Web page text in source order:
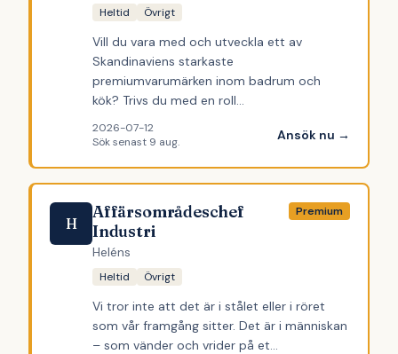
Heltid Övrigt
Vill du vara med och utveckla ett av
Skandinaviens starkaste
premiumvarumärken inom badrum och
kök? Trivs du med en roll…
2026-07-12
Sök senast 9 aug. Ansök nu →
H
Affärsområdeschef
Industri
Premium
Heléns
Heltid Övrigt
Vi tror inte att det är i stålet eller i röret
som vår framgång sitter. Det är i människan
– som vänder och vrider på et…